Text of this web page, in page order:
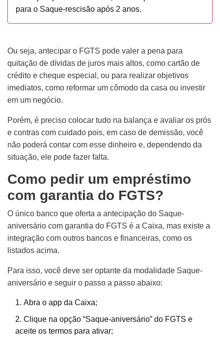
para o Saque-rescisão após 2 anos.
Ou seja, antecipar o FGTS pode valer a pena para
quitação de dívidas de juros mais altos, como cartão de
crédito e cheque especial, ou para realizar objetivos
imediatos, como reformar um cômodo da casa ou investir
em um negócio.
Porém, é preciso colocar tudo na balança e avaliar os prós
e contras com cuidado pois, em caso de demissão, você
não poderá contar com esse dinheiro e, dependendo da
situação, ele pode fazer falta.
Como pedir um empréstimo
com garantia do FGTS?
O único banco que oferta a antecipação do Saque-
aniversário com garantia do FGTS é a Caixa, mas existe a
integração com outros bancos e financeiras, como os
listados acima.
Para isso, você deve ser optante da modalidade Saque-
aniversário e seguir o passo a passo abaixo:
Abra o app da Caixa;
Clique na opção “Saque-aniversário” do FGTS e
aceite os termos para ativar;